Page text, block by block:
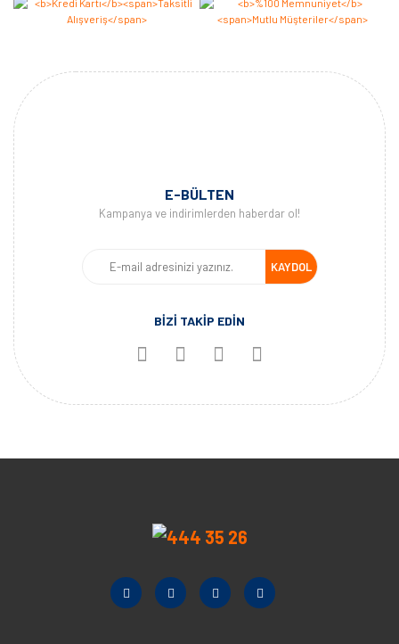
E-BÜLTEN
Kampanya ve indirimlerden haberdar ol!
KAYDOL
BİZİ TAKİP EDİN